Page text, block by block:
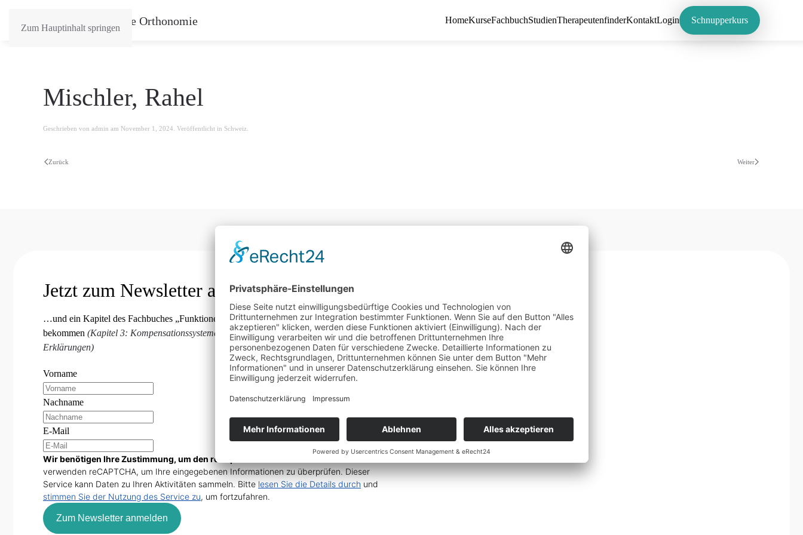
Zum Hauptinhalt springen
HomeKurseFachbuchStudienTherapeutenfinderKontaktLogin Schnupperkurs
Mischler, Rahel
Geschrieben von admin am November 1, 2024 . Veröffentlicht in Schweiz
Zurück Weiter
Jetzt zum Newsletter anmelden
…und ein Kapitel des Fachbuches „Funktionelle Orthonmie und Integration“ geschenkt
bekommen (Kapitel 3: Kompensationssysteme und Blockierungsketten inkl. Schemata und
Erklärungen)
Vorname
Nachname
E-Mail
Wir benötigen Ihre Zustimmung, um den reCaptcha v3-Service zu laden!
verwenden reCAPTCHA, um Ihre eingegebenen Informationen zu überprüfen. Dieser
Service kann Daten zu Ihren Aktivitäten sammeln. Bitte lesen Sie die Details durch und
stimmen Sie der Nutzung des Service zu, um fortzufahren.
Zum Newsletter anmelden